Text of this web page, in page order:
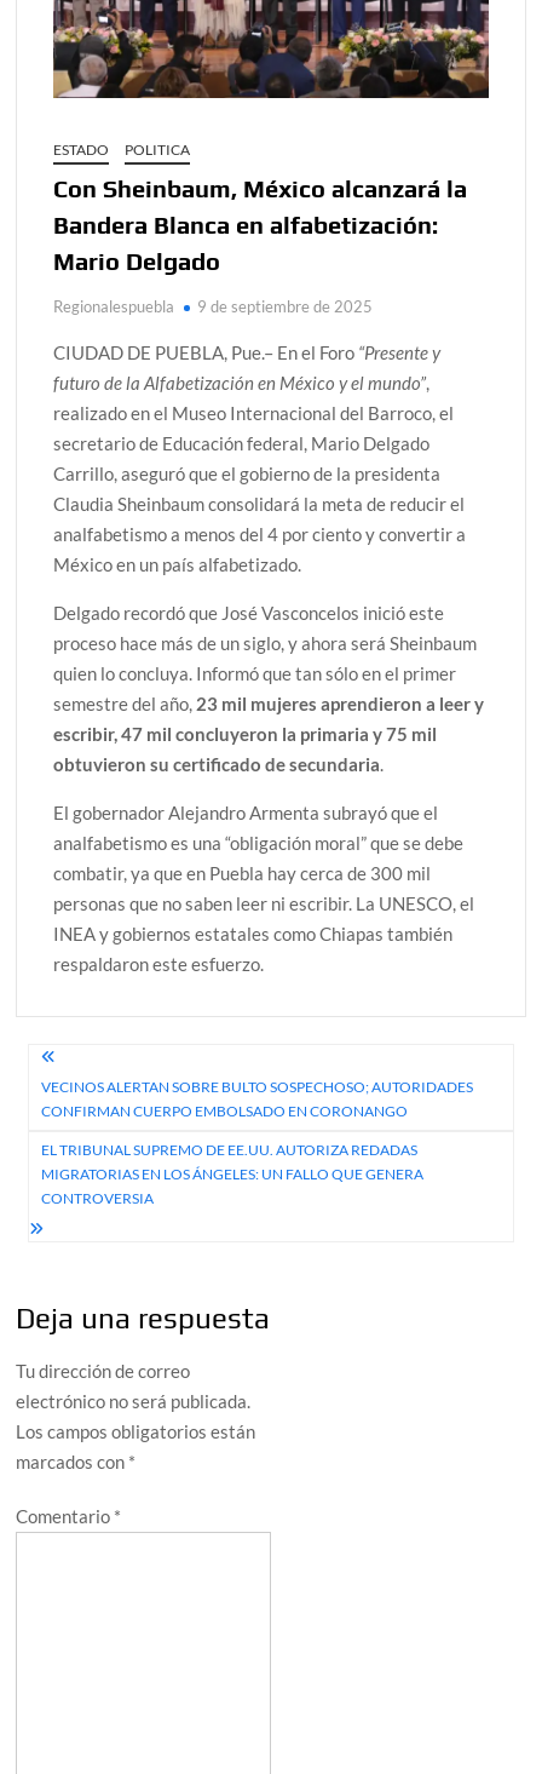
ESTADO POLITICA
Con Sheinbaum, México alcanzará la
Bandera Blanca en alfabetización:
Mario Delgado
Regionalespuebla 9 de septiembre de 2025
CIUDAD DE PUEBLA, Pue.– En el Foro “Presente y
futuro de la Alfabetización en México y el mundo”,
realizado en el Museo Internacional del Barroco, el
secretario de Educación federal, Mario Delgado
Carrillo, aseguró que el gobierno de la presidenta
Claudia Sheinbaum consolidará la meta de reducir el
analfabetismo a menos del 4 por ciento y convertir a
México en un país alfabetizado.
Delgado recordó que José Vasconcelos inició este
proceso hace más de un siglo, y ahora será Sheinbaum
quien lo concluya. Informó que tan sólo en el primer
semestre del año, 23 mil mujeres aprendieron a leer y
escribir, 47 mil concluyeron la primaria y 75 mil
obtuvieron su certificado de secundaria.
El gobernador Alejandro Armenta subrayó que el
analfabetismo es una “obligación moral” que se debe
combatir, ya que en Puebla hay cerca de 300 mil
personas que no saben leer ni escribir. La UNESCO, el
INEA y gobiernos estatales como Chiapas también
respaldaron este esfuerzo.
Navegación
de
entradas
VECINOS ALERTAN SOBRE BULTO SOSPECHOSO; AUTORIDADES
CONFIRMAN CUERPO EMBOLSADO EN CORONANGO
EL TRIBUNAL SUPREMO DE EE.UU. AUTORIZA REDADAS
MIGRATORIAS EN LOS ÁNGELES: UN FALLO QUE GENERA
CONTROVERSIA
Deja una respuesta
Tu dirección de correo
electrónico no será publicada.
Los campos obligatorios están
marcados con *
Comentario *